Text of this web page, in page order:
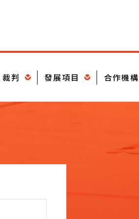
裁判 發展項目 合作機構